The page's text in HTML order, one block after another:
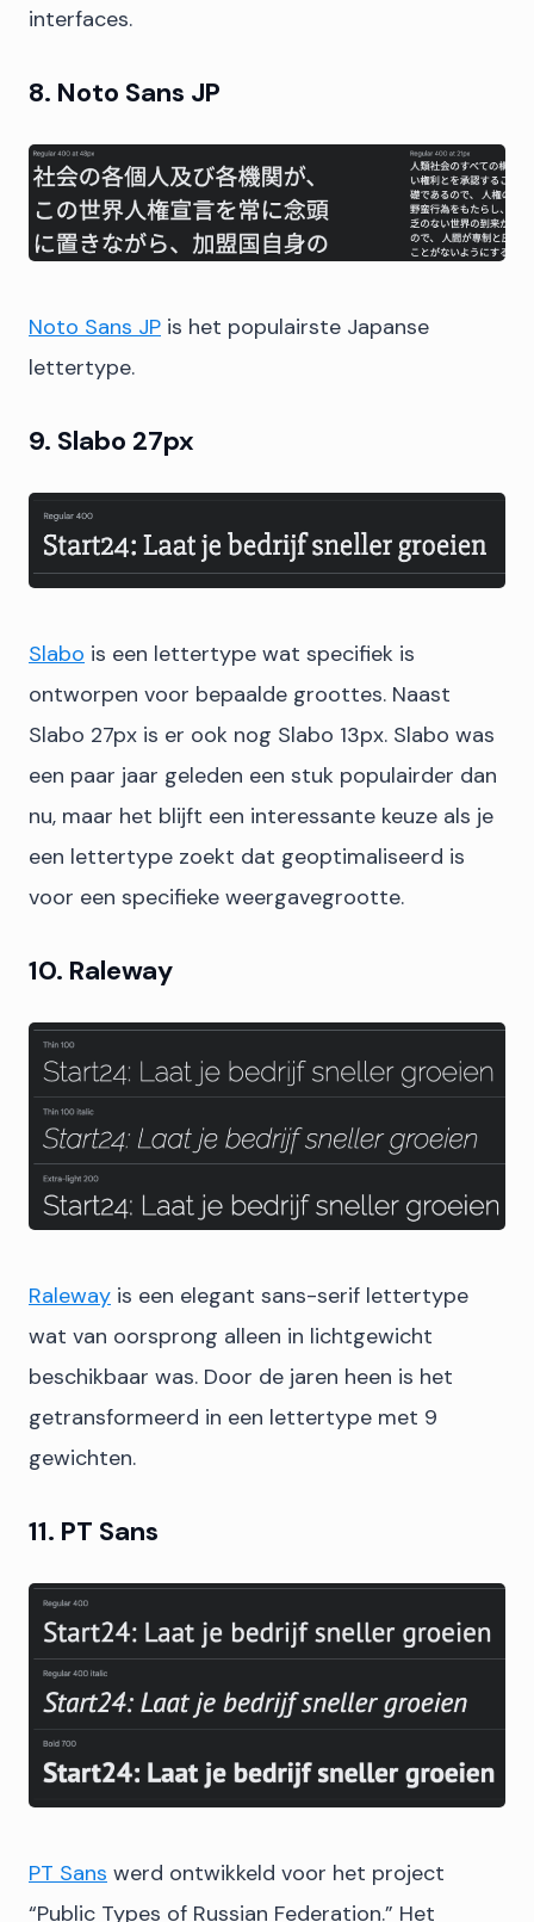
interfaces.
8. Noto Sans JP
Noto Sans JP is het populairste Japanse
lettertype.
9. Slabo 27px
Slabo is een lettertype wat specifiek is
ontworpen voor bepaalde groottes. Naast
Slabo 27px is er ook nog Slabo 13px. Slabo was
een paar jaar geleden een stuk populairder dan
nu, maar het blijft een interessante keuze als je
een lettertype zoekt dat geoptimaliseerd is
voor een specifieke weergavegrootte.
10. Raleway
Raleway is een elegant sans-serif lettertype
wat van oorsprong alleen in lichtgewicht
beschikbaar was. Door de jaren heen is het
getransformeerd in een lettertype met 9
gewichten.
11. PT Sans
PT Sans werd ontwikkeld voor het project
“Public Types of Russian Federation.” Het